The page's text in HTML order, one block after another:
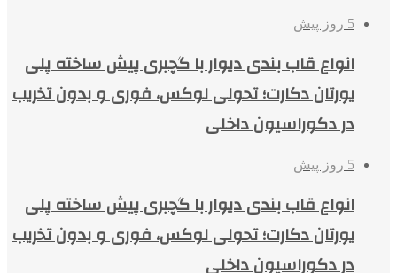
5 روز پیش
انواع قاب بندی دیوار با گچبری پیش ساخته پلی
یورتان دکارت؛ تحولی لوکس، فوری و بدون تخریب
در دکوراسیون داخلی
5 روز پیش
انواع قاب بندی دیوار با گچبری پیش ساخته پلی
یورتان دکارت؛ تحولی لوکس، فوری و بدون تخریب
در دکوراسیون داخلی